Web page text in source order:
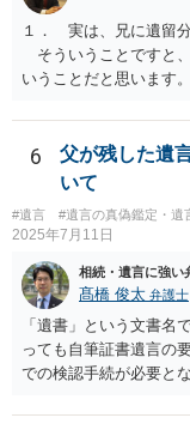
１． 実は、兄に遺留
そういうことですと
いうことだと思いま
詳しい事情を話して相
6
父が残した遺
いて
#遺言 #遺言の真偽鑑定・遺
2025年7月11日
相続・遺言に強い
髙橋 俊太 弁護士
「遺書」という文書名
っても自筆証書遺言の
での検認手続が必要とな